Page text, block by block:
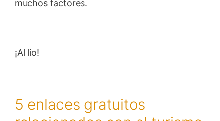
muchos factores.
¡Al lio!
5 enlaces gratuitos